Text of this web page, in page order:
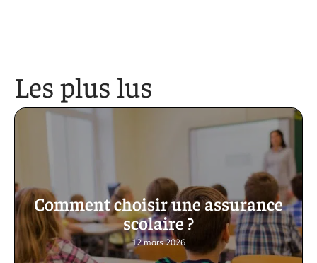
Les plus lus
Comment choisir une assurance
scolaire ?
12 mars 2026